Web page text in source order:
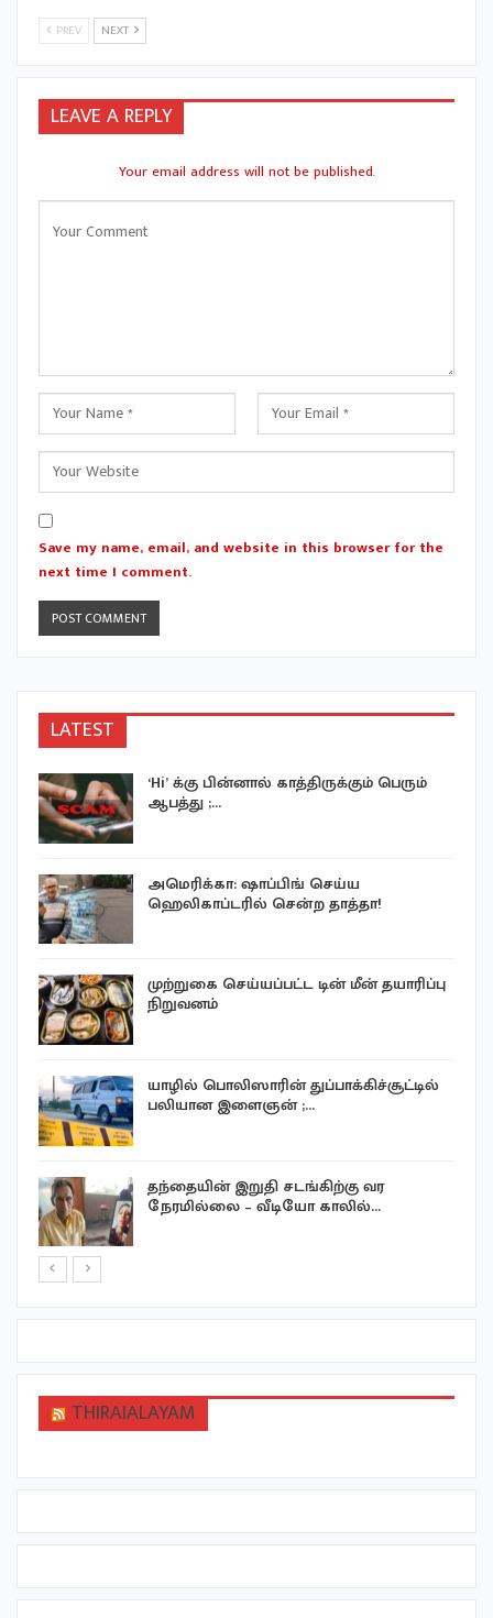
PREV NEXT
LEAVE A REPLY
Your email address will not be published.
Save my name, email, and website in this browser for the
next time I comment.
LATEST
‘Hi’ க்கு பின்னால் காத்திருக்கும் பெரும்
ஆபத்து ;…
அமெரிக்கா: ஷாப்பிங் செய்ய
ஹெலிகாப்டரில் சென்ற தாத்தா!
முற்றுகை செய்யப்பட்ட டின் மீன் தயாரிப்பு
நிறுவனம்
யாழில் பொலிஸாரின் துப்பாக்கிச்சூட்டில்
பலியான இளைஞன் ;…
தந்தையின் இறுதி சடங்கிற்கு வர
நேரமில்லை – வீடியோ காலில்…
THIRAIALAYAM